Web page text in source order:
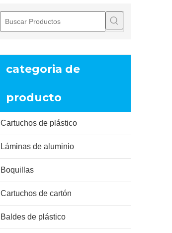
categoria de
producto
Cartuchos de plástico
Láminas de aluminio
Boquillas
Cartuchos de cartón
Baldes de plástico